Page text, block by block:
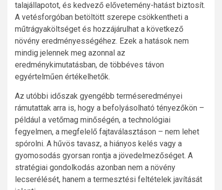
talajállapotot, és kedvező elővetemény-hatást biztosít.
A vetésforgóban betöltött szerepe csökkentheti a
műtrágyaköltséget és hozzájárulhat a következő
növény eredményességéhez. Ezek a hatások nem
mindig jelennek meg azonnal az
eredménykimutatásban, de többéves távon
egyértelműen értékelhetők.
Az utóbbi időszak gyengébb terméseredményei
rámutattak arra is, hogy a befolyásolható tényezőkön –
például a vetőmag minőségén, a technológiai
fegyelmen, a megfelelő fajtaválasztáson – nem lehet
spórolni. A hűvös tavasz, a hiányos kelés vagy a
gyomosodás gyorsan rontja a jövedelmezőséget. A
stratégiai gondolkodás azonban nem a növény
lecserélését, hanem a termesztési feltételek javítását